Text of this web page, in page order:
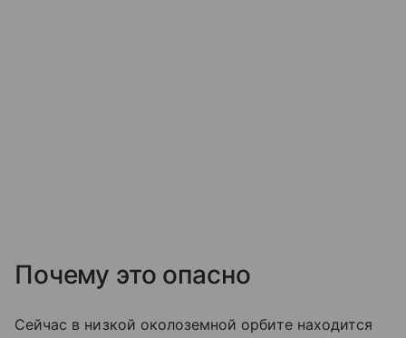
Почему это опасно
Сейчас в низкой околоземной орбите находится